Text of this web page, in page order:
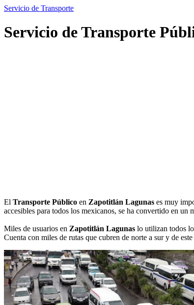
Servicio de Transporte
Servicio de Transporte
El Transporte Público en Zapotitlán Lagunas es muy
accesibles para todos los mexicanos, se ha convertido en un
Miles de usuarios en Zapotitlán Lagunas lo utilizan todos
Cuenta con miles de rutas que cubren de norte a sur y de